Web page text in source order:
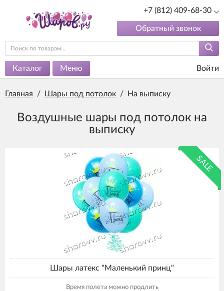
+7 (812) 409-68-30
Обратный звонок
Каталог Меню Войти
Главная / Шары под потолок / На выписку
Воздушные шары под потолок на
выписку
SALE
Шары латекс "Маленький принц"
Время полета можно продлить